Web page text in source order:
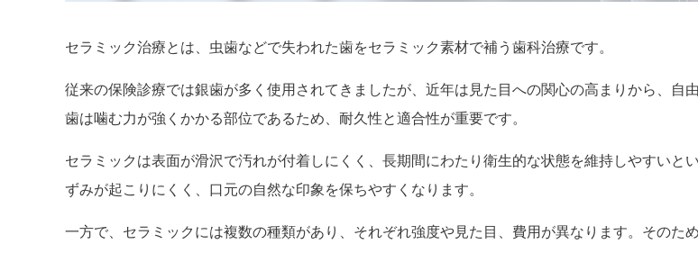
セラミック治療とは、虫歯などで失われた歯をセラミック素材で補う歯科治療です。
従来の保険診療では銀歯が多く使用されてきましたが、近年は見た目への関心の高まりから、
歯は噛む力が強くかかる部位であるため、耐久性と適合性が重要です。
セラミックは表面が滑沢で汚れが付着しにくく、長期間にわたり衛生的な状態を維持しやすい
ずみが起こりにくく、口元の自然な印象を保ちやすくなります。
一方で、セラミックには複数の種類があり、それぞれ強度や見た目、費用が異なります。そのた